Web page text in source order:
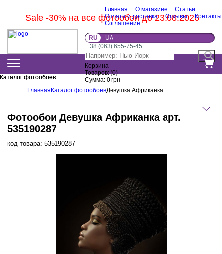
Sale -30% на все фотообои до 23.08.2026
Главная О магазине
Статьи
Оплата и доставка
Отзывы
Контакты
Соглашение
RU
UA
+38 (063) 655-75-45
Корзина
Товаров:(0)
Сумма: 0 грн
Каталог фотообоев
Каталог фотообоев
Главная Каталог фотообоевДевушка Африканка
Фотообои Девушка Африканка арт.
535190287
код товара: 535190287